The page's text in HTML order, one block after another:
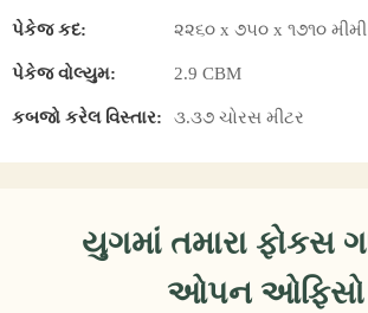
પેકેજ કદ: ૨૨૬૦ x ૭૫૦ x ૧૭૧૦ મીમી
પેકેજ વોલ્યુમ: 2.9 CBM
કબજો કરેલ વિસ્તાર: ૩.૩૭ ચોરસ મીટર
યુગમાં તમારા ફોકસ
ઓપન ઓફિસો